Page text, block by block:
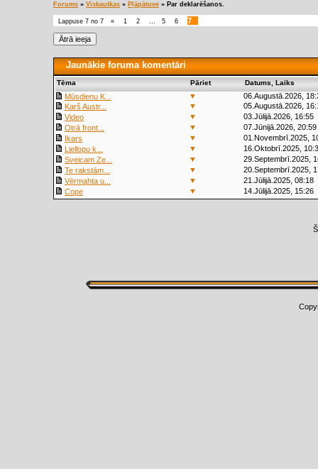
Forums » Viskautkas » Pļāpātuve » Par deklarēšanos.
Lappuse 7 no 7 « 1 2 … 5 6 7
Jaunākie foruma komentāri
Tēma Pāriet Datums, Laiks
Mūsdienu K... ▼
06.Augustā.2026,
Karš Austr...
▼
05.Augustā.2026,
Video
▼
03.Jūlijā.2026, 16:55
Otrā front...
▼
07.Jūnijā.2026, 20:59
Ikars
▼
01.Novembrī.2025,
Liellopu k...
▼
16.Oktobrī.2025,
Sveicam Ze...
▼
29.Septembrī.2025,
Te rakstām...
▼
20.Septembrī.2025,
Vērmahta u...
▼
21.Jūlijā.2025, 08:18
Cope
▼ 14.Jūlijā.2025, 15:26